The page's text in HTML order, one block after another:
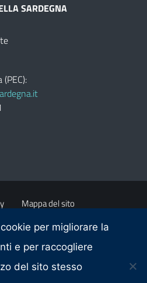
SARDEGNA
Mappa del sito
accessibilità
per migliorare la
e per raccogliere
del sito stesso